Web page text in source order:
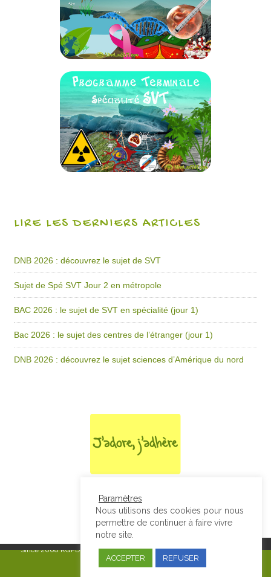
LIRE LES DERNIERS ARTICLES
DNB 2026 : découvrez le sujet de SVT
Sujet de Spé SVT Jour 2 en métropole
BAC 2026 : le sujet de SVT en spécialité (jour 1)
Bac 2026 : le sujet des centres de l’étranger (jour 1)
DNB 2026 : découvrez le sujet sciences d’Amérique du nord
Since 2008RGPD & Mentions Légales|Designed by Studio Thil - Site
internet - Charte graphique
Paramètres
Nous utilisons des cookies pour nous
permettre de continuer à faire vivre
notre site.
ACCEPTER REFUSER